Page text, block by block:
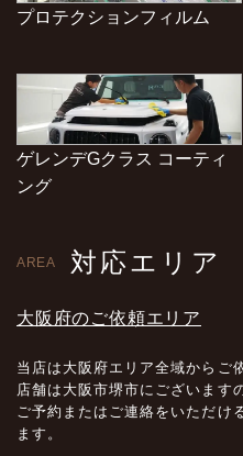
プロテクションフィルム
ゲレンデGクラス コーティ
ング
AREA 対応エリア
大阪府のご依頼エリア
当店は大阪府エリア全域からご
店舗は大阪市堺市にございます
ご予約またはご連絡をいただけ
ます。